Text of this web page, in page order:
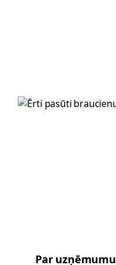
Par uzņēmumu